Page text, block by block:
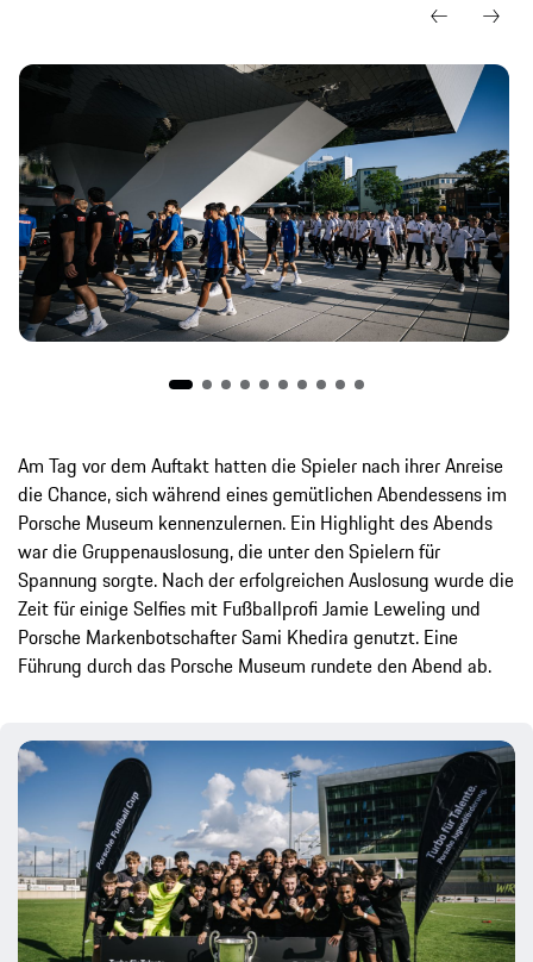
Am Tag vor dem Auftakt hatten die Spieler nach ihrer Anreise
die Chance, sich während eines gemütlichen Abendessens im
Porsche Museum kennenzulernen. Ein Highlight des Abends
war die Gruppenauslosung, die unter den Spielern für
Spannung sorgte. Nach der erfolgreichen Auslosung wurde die
Zeit für einige Selfies mit Fußballprofi Jamie Leweling und
Porsche Markenbotschafter Sami Khedira genutzt. Eine
Führung durch das Porsche Museum rundete den Abend ab.